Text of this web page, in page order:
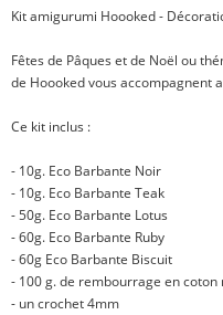
Kit amigurumi Hoooked -
Fêtes de Pâques et de Noël ou
de Hoooked vous accompagnent
Ce kit inclus :
- 10g. Eco Barbante Noir
- 10g. Eco Barbante Teak
- 50g. Eco Barbante Lotus
- 60g. Eco Barbante Ruby
- 60g Eco Barbante Biscuit
- 100 g. de rembourrage en coton
- un crochet 4mm